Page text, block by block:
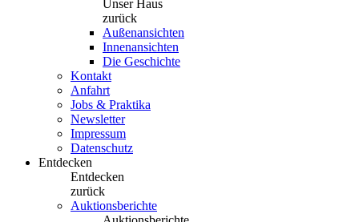
Unser Haus
zurück
Außenansichten
Innenansichten
Die Geschichte
Kontakt
Anfahrt
Jobs & Praktika
Newsletter
Impressum
Datenschutz
Entdecken
Entdecken
zurück
Auktionsberichte